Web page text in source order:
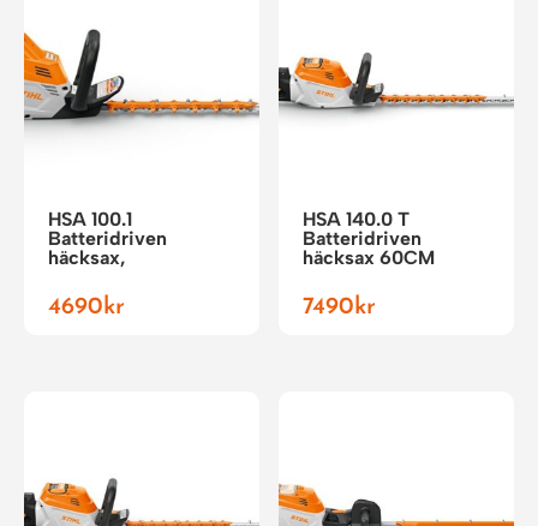
HSA 100.1
Batteridriven
häcksax,
4690kr
HSA 140.0 T
Batteridriven
häcksax 60CM
7490kr